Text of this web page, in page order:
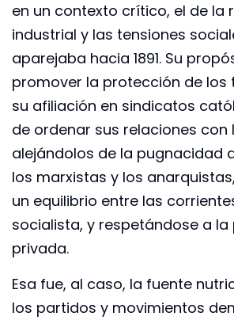
en un contexto crítico, el de la
industrial y las tensiones
aparejaba hacia 1891. Su
promover la protección de los
su afiliación en sindicatos
de ordenar sus relaciones con
alejándolos de la pugnacidad
los marxistas y los
un equilibrio entre las
socialista, y respetándose a
privada.
Esa fue, al caso, la fuente
los partidos y movimientos